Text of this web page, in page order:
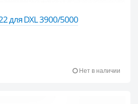
для DXL 3900/5000
Нет в наличии